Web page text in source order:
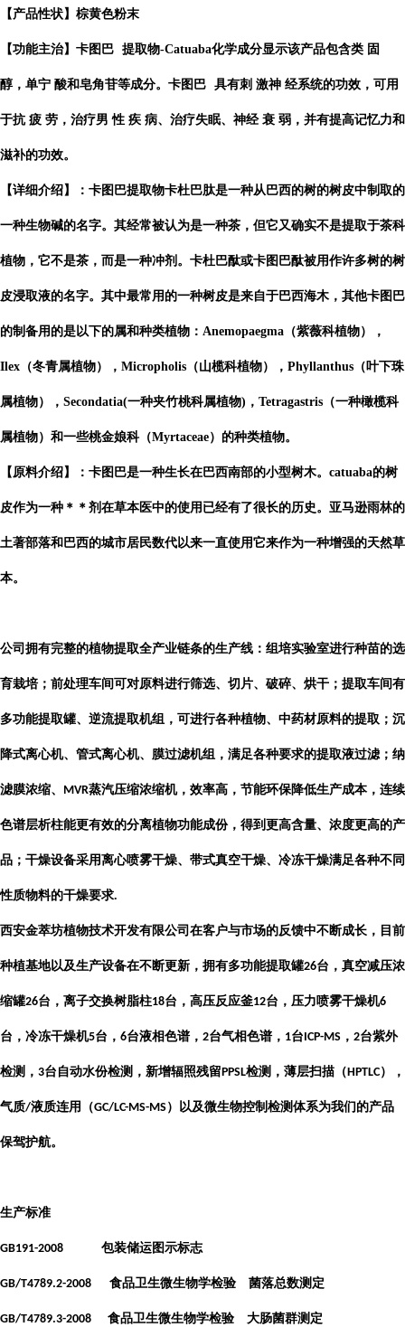
【产品性状】棕黄色粉末
【功能主治】 卡图巴 提取物-Catuaba化学成分显示该产品包含类 固
醇，单宁 酸和皂角苷等成分。 卡图巴 具有刺 激神 经系统的功效，可用
于抗 疲 劳，治疗男 性 疾 病、治疗失眠、神经 衰 弱，并有提高记忆力和
滋补的功效。
【详细介绍】：卡图巴提取物卡杜巴肽是一种从巴西的树的树皮中制取的
一种生物碱的名字。其经常被认为是一种茶，但它又确实不是提取于茶科
植物，它不是茶，而是一种冲剂。卡杜巴酞或卡图巴酞被用作许多树的树
皮浸取液的名字。其中最常用的一种树皮是来自于巴西海木，其他卡图巴
的制备用的是以下的属和种类植物：Anemopaegma（紫薇科植物），
Ilex（冬青属植物），Micropholis（山榄科植物），Phyllanthus（叶下珠
属植物），Secondatia(一种夹竹桃科属植物)，Tetragastris（一种橄榄科
属植物）和一些桃金娘科（Myrtaceae）的种类植物。
【原料介绍】：卡图巴是一种生长在巴西南部的小型树木。catuaba的树
皮作为一种＊＊剂在草本医中的使用已经有了很长的历史。亚马逊雨林的
土著部落和巴西的城市居民数代以来一直使用它来作为一种增强的天然草
本。
公司 拥有完整的植物提取全产业链条的生产线：组培实验室进行种苗的选
育栽培；前处理车间可对原料进行筛选、切片、破碎、烘干；提取车间有
多功能提取罐、逆流提取机组，可进行各种植物、中药材原料的提取；沉
降式离心机、管式离心机、膜过滤机组，满足各种要求的提取液过滤；纳
滤膜浓缩、 MVR蒸汽压缩浓缩机，效率高，节能环保降低生产成本，连续
色谱层析柱能更有效的分离植物功能成份，得到更高含量、浓度更高的产
品；干燥设备采用离心喷雾干燥、带式真空干燥、冷冻干燥满足各种不同
性质物料的干燥要求.
西安金萃坊植物技术开发有限公司 在客户与市场的反馈中不断成长，目前
种植基地以及生产设备在不断更新，拥有多功能提取罐26台，真空减压浓
缩罐26台，离子交换树脂柱18台，高压反应釜12台，压力喷雾干燥机6
台，冷冻干燥机5台， 6台液相色谱， 2台气相色谱， 1台ICP-MS ， 2台紫外
检测， 3台自动水份检测，新增辐照残留PPSL检测，薄层扫描（HPTLC），
气质/液质连用（GC/LC-MS-MS）以及微生物控制检测体系为我们的产品
保驾护航。
生产标准
GB191-2008 包装储运图示标志
GB/T4789.2-2008 食品卫生微生物学检验 菌落总数测定
GB/T4789.3-2008 食品卫生微生物学检验 大肠菌群测定